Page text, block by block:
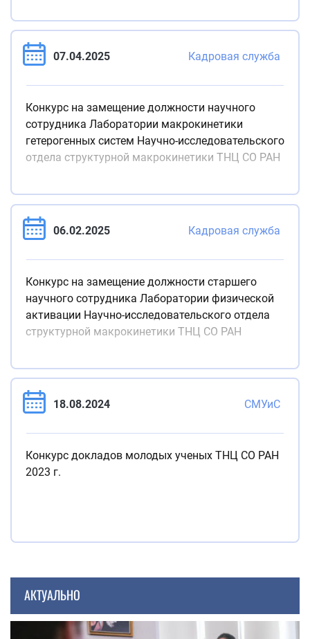
07.04.2025 Кадровая служба
Конкурс на замещение должности научного
сотрудника Лаборатории макрокинетики
гетерогенных систем Научно-исследовательского
отдела структурной макрокинетики ТНЦ СО РАН
06.02.2025 Кадровая служба
Конкурс на замещение должности старшего
научного сотрудника Лаборатории физической
активации Научно-исследовательского отдела
структурной макрокинетики ТНЦ СО РАН
18.08.2024 СМУиС
Конкурс докладов молодых ученых ТНЦ СО РАН
2023 г.
АКТУАЛЬНО